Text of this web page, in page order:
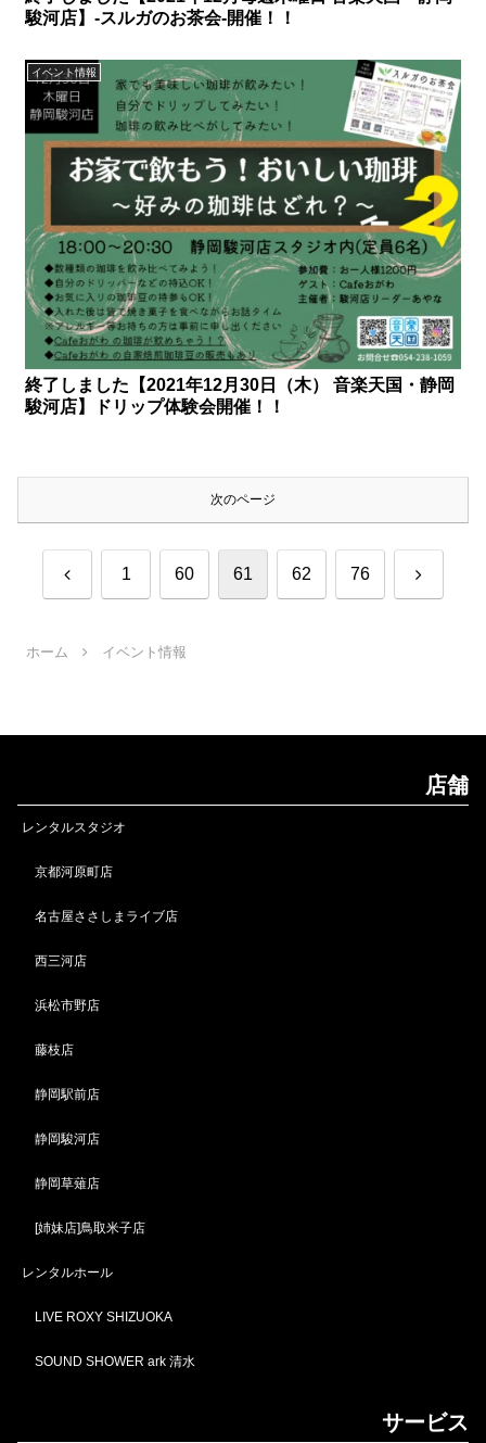
駿河店】-スルガのお茶会-開催！！
イベント情報
終了しました【2021年12月30日（木） 音楽天国・静岡
駿河店】ドリップ体験会開催！！
次のページ
前 1 60 61 62 76 次
ホーム イベント情報
店舗
レンタルスタジオ
京都河原町店
名古屋ささしまライブ店
西三河店
浜松市野店
藤枝店
静岡駅前店
静岡駿河店
静岡草薙店
[姉妹店]鳥取米子店
レンタルホール
LIVE ROXY SHIZUOKA
SOUND SHOWER ark 清水
サービス